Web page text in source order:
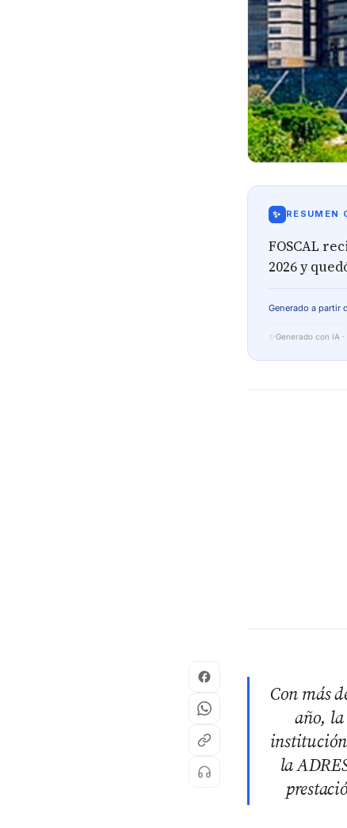
✨ RESUMEN
FOSCAL
2026 y
Generado a partir
✨ Generado con IA
Con más
año,
institución
la